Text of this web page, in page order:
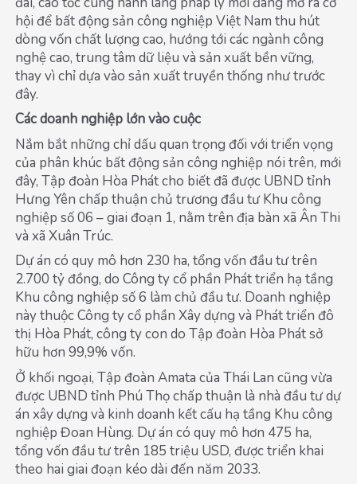
hội để bất động sản công nghiệp Việt Nam thu hút
dòng vốn chất lượng cao, hướng tới các ngành công
nghệ cao, trung tâm dữ liệu và sản xuất bền vững,
thay vì chỉ dựa vào sản xuất truyền thống như trước
đây.
Các doanh nghiệp lớn vào cuộc
Nắm bắt những chỉ dấu quan trọng đối với triển vọng
của phân khúc bất động sản công nghiệp nói trên, mới
đây, Tập đoàn Hòa Phát cho biết đã được UBND tỉnh
Hưng Yên chấp thuận chủ trương đầu tư Khu công
nghiệp số 06 – giai đoạn 1, nằm trên địa bàn xã Ân Thi
và xã Xuân Trúc.
Dự án có quy mô hơn 230 ha, tổng vốn đầu tư trên
2.700 tỷ đồng, do Công ty cổ phần Phát triển hạ tầng
Khu công nghiệp số 6 làm chủ đầu tư. Doanh nghiệp
này thuộc Công ty cổ phần Xây dựng và Phát triển đô
thị Hòa Phát, công ty con do Tập đoàn Hòa Phát sở
hữu hơn 99,9% vốn.
Ở khối ngoại, Tập đoàn Amata của Thái Lan cũng vừa
được UBND tỉnh Phú Thọ chấp thuận là nhà đầu tư dự
án xây dựng và kinh doanh kết cấu hạ tầng Khu công
nghiệp Đoan Hùng. Dự án có quy mô hơn 475 ha,
tổng vốn đầu tư trên 185 triệu USD, được triển khai
theo hai giai đoạn kéo dài đến năm 2033.